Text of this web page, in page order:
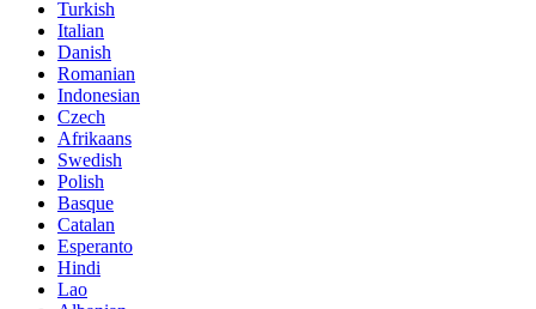
Turkish
Italian
Danish
Romanian
Indonesian
Czech
Afrikaans
Swedish
Polish
Basque
Catalan
Esperanto
Hindi
Lao